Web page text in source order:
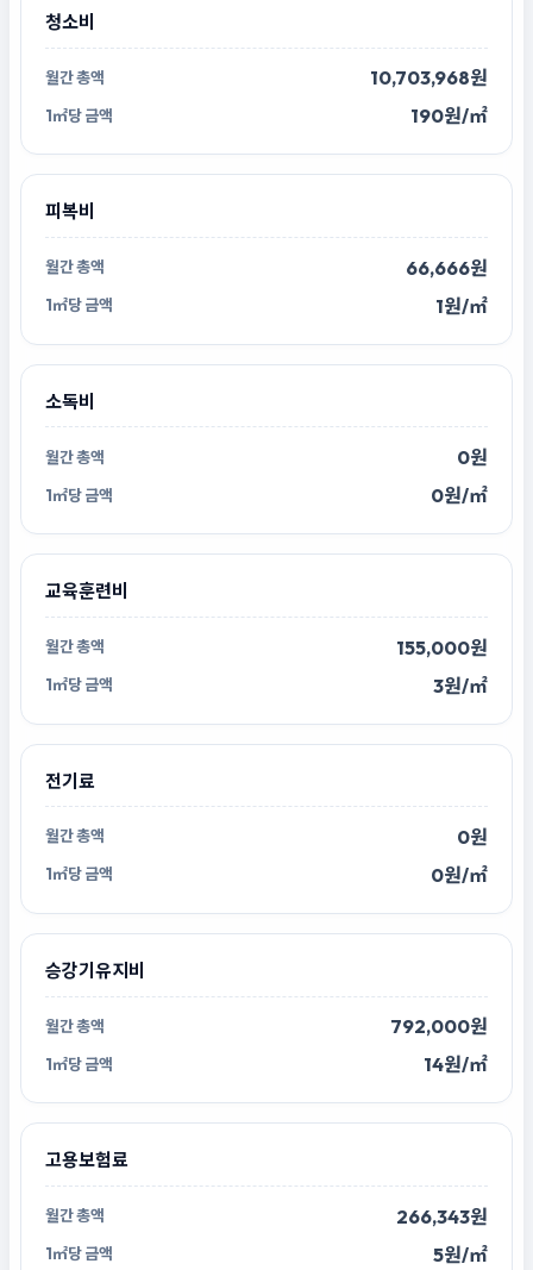
청소비
10,703,968원
190원/㎡
피복비
66,666원
1원/㎡
소독비
0원
0원/㎡
교육훈련비
155,000원
3원/㎡
전기료
0원
0원/㎡
승강기유지비
792,000원
14원/㎡
고용보험료
266,343원
5원/㎡